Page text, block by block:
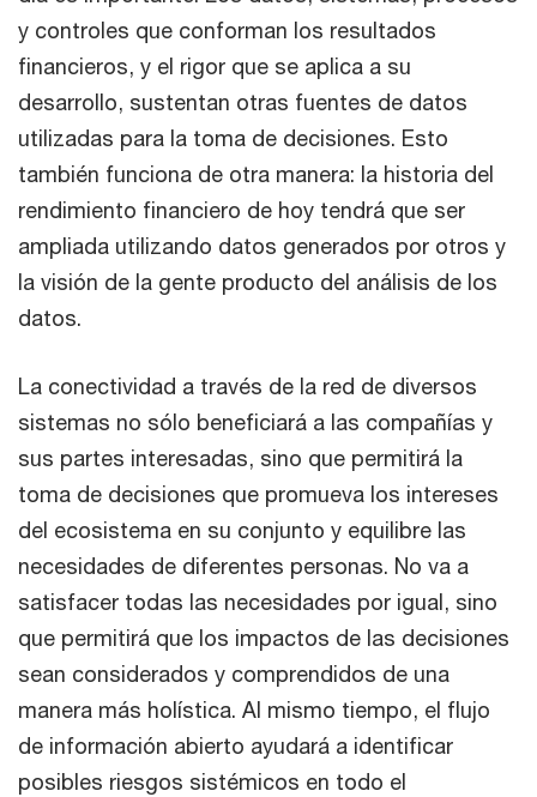
y controles que conforman los resultados
financieros, y el rigor que se aplica a su
desarrollo, sustentan otras fuentes de datos
utilizadas para la toma de decisiones. Esto
también funciona de otra manera: la historia del
rendimiento financiero de hoy tendrá que ser
ampliada utilizando datos generados por otros y
la visión de la gente producto del análisis de los
datos.
La conectividad a través de la red de diversos
sistemas no sólo beneficiará a las compañías y
sus partes interesadas, sino que permitirá la
toma de decisiones que promueva los intereses
del ecosistema en su conjunto y equilibre las
necesidades de diferentes personas. No va a
satisfacer todas las necesidades por igual, sino
que permitirá que los impactos de las decisiones
sean considerados y comprendidos de una
manera más holística. Al mismo tiempo, el flujo
de información abierto ayudará a identificar
posibles riesgos sistémicos en todo el